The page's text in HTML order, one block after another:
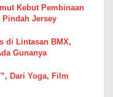
Kebut Pembinaan
Jersey
di Lintasan BMX,
Gunanya
Dari Yoga, Film